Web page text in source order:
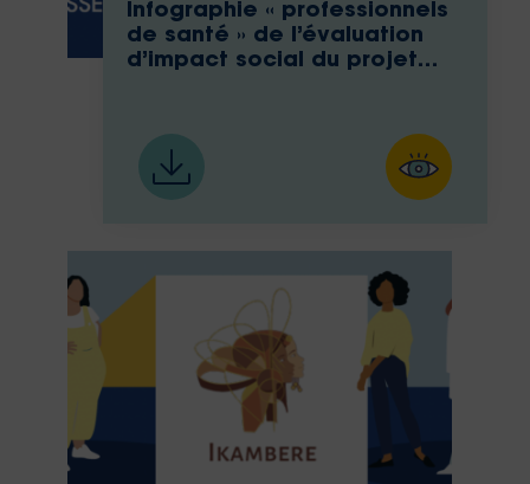
Infographie « professionnels
de santé » de l’évaluation
d’impact social du projet